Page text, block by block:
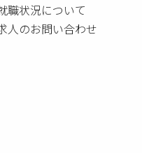
職状況について
人のお問い合わせ